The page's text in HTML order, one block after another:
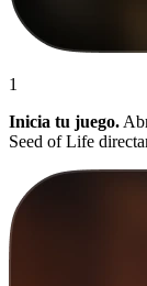
1
Inicia tu juego.
Seed of Life